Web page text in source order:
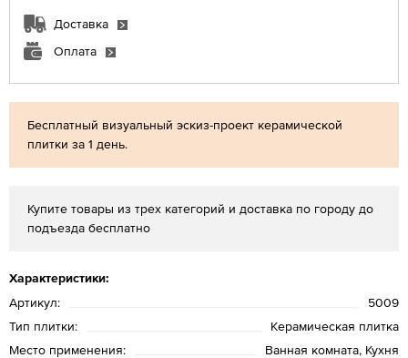
Бесплатный визуальный эскиз-проект керамической
плитки за 1 день.
Купите товары из трех категорий и доставка по городу до
подъезда бесплатно
Характеристики:
Артикул:
5009
Тип плитки:
Керамическая плитка
Место применения:
Ванная комната, Кухня
Доставка
Оплата